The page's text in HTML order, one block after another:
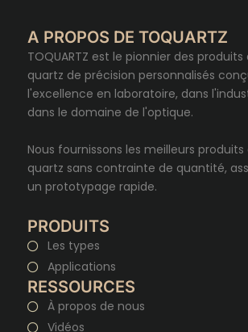
A PROPOS DE TOQUARTZ
TOQUARTZ est le pionnier des produits
quartz de précision personnalisés
l'excellence en laboratoire, dans
dans le domaine de l'optique.
Nous fournissons les meilleurs produits
quartz sans contrainte de quantité,
un prototypage rapide.
PRODUITS
Les types
Applications
RESSOURCES
À propos de nous
Vidéos